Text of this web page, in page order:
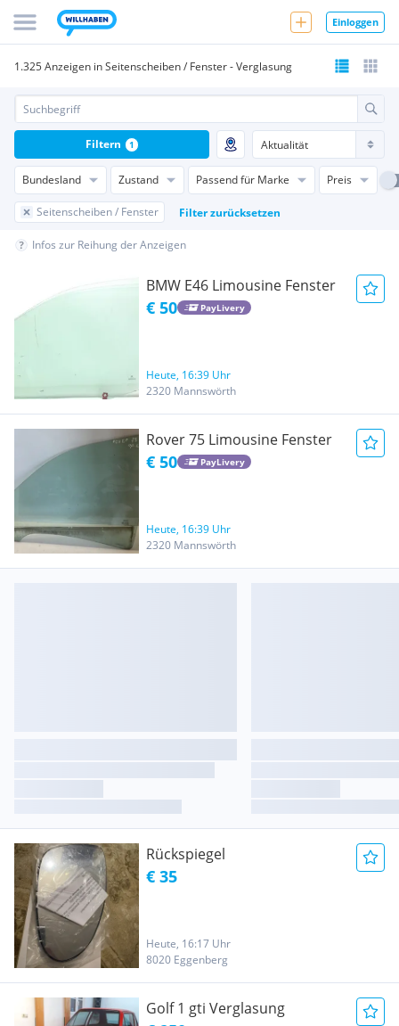
Einloggen
1.325 Anzeigen in Seitenscheiben / Fenster - Verglasung
Bundesland Zustand Passend für Marke Preis
Seitenscheiben / Fenster Filter zurücksetzen
Filtern 1
Infos zur Reihung der Anzeigen
BMW E46 Limousine Fenster
€ 50 PayLivery
Heute, 16:39 Uhr
2320 Mannswörth
Rover 75 Limousine Fenster
€ 50 PayLivery
Heute, 16:39 Uhr
2320 Mannswörth
Rückspiegel
€ 35
Heute, 16:17 Uhr
8020 Eggenberg
Golf 1 gti Verglasung